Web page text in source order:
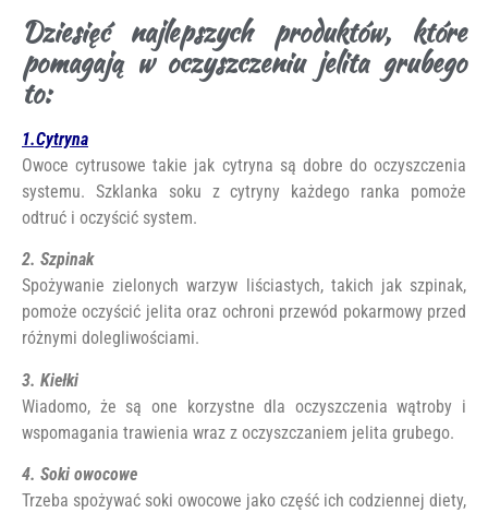
Dziesięć najlepszych produktów, które
pomagają w oczyszczeniu jelita grubego
to:
1.Cytryna
Owoce cytrusowe takie jak cytryna są dobre do oczyszczenia
systemu. Szklanka soku z cytryny każdego ranka pomoże
odtruć i oczyścić system.
2. Szpinak
Spożywanie zielonych warzyw liściastych, takich jak szpinak,
pomoże oczyścić jelita oraz ochroni przewód pokarmowy przed
różnymi dolegliwościami.
3. Kiełki
Wiadomo, że są one korzystne dla oczyszczenia wątroby i
wspomagania trawienia wraz z oczyszczaniem jelita grubego.
4. Soki owocowe
Trzeba spożywać soki owocowe jako część ich codziennej diety,